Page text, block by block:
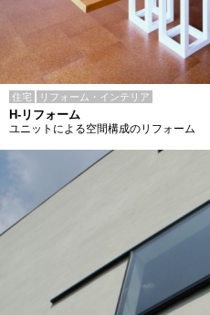
住宅 リフォーム・インテリア
H-リフォーム
ユニットによる空間構成のリフォーム